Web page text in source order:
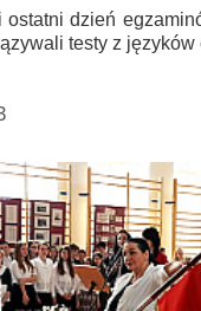
ostatni dzień
testy z